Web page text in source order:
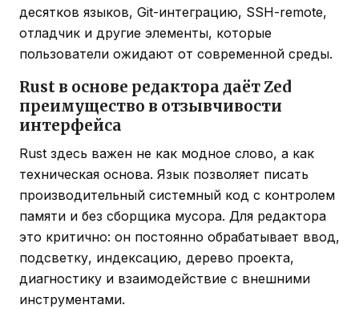
десятков языков, Git-интеграцию, SSH-remote,
отладчик и другие элементы, которые
пользователи ожидают от современной среды.
Rust в основе редактора даёт Zed
преимущество в отзывчивости
интерфейса
Rust здесь важен не как модное слово, а как
техническая основа. Язык позволяет писать
производительный системный код с контролем
памяти и без сборщика мусора. Для редактора
это критично: он постоянно обрабатывает ввод,
подсветку, индексацию, дерево проекта,
диагностику и взаимодействие с внешними
инструментами.